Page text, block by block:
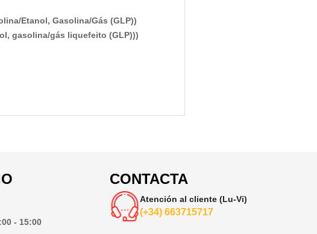
Etanol, Gasolina/Gás (GLP))
gasolina/gás liquefeito (GLP)))
- 15:00
CONTACTA
Atención al cliente (Lu-Vi)
(+34) 663715717